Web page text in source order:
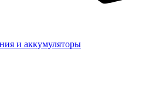
и аккумуляторы